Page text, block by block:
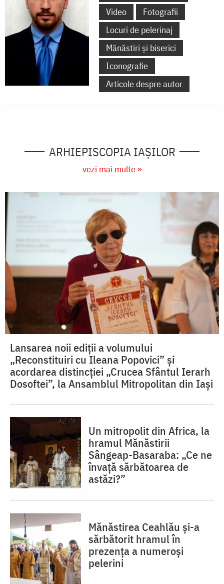
Video
Fotografii
Locuri de pelerinaj
Mănăstiri și biserici
Iconografie
Articole despre autor
ARHIEPISCOPIA IAŞILOR
vezi mai multe »
Lansarea noii ediții a volumului
„Reconstituiri cu Ileana Popovici” și
acordarea distincției „Crucea Sfântul Ierarh
Dosoftei”, la Ansamblul Mitropolitan din Iași
Un mitropolit din Africa, la
hramul Mănăstirii
Sângeap-Basaraba: „Ce ne
învață sărbătoarea de
astăzi?”
Mănăstirea Ceahlău și-a
sărbătorit hramul în
prezența a numeroși
pelerini